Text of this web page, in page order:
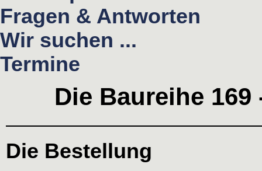
Fragen & Antworten
Wir suchen ...
Termine
Die Baureihe 169
Die Bestellung